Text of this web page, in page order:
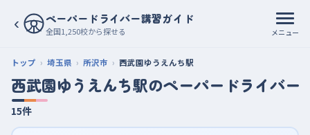
‹ ペーパードライバー講習ガイド
全国1,250校から探せる メニュー
トップ 埼玉県 所沢市 西武園ゆうえんち駅
西武園ゆうえんち駅のペーパードライバー
15件